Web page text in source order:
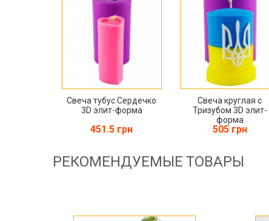
Свеча тубус Сердечко
3D элит-форма
451.5 грн
Свеча круглая с
Тризубом 3D элит-
форма
505 грн
РЕКОМЕНДУЕМЫЕ ТОВАРЫ